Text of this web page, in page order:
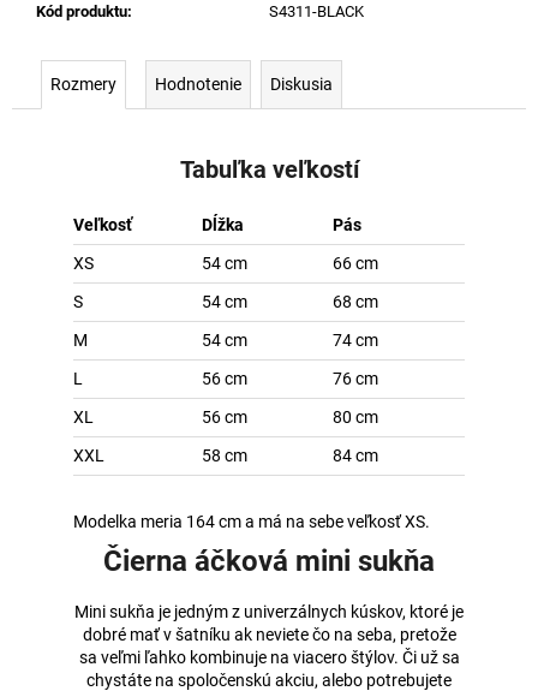
Kód produktu: S4311-BLACK
Rozmery Hodnotenie Diskusia
Tabuľka veľkostí
Veľkosť Dĺžka
Pás
XS
54 cm
66 cm
S
54 cm
68 cm
M
54 cm
74 cm
L
56 cm
76 cm
XL
56 cm
80 cm
XXL
58 cm 84 cm
Modelka meria 164 cm a má na sebe veľkosť XS.
Čierna áčková mini sukňa
Mini sukňa je jedným z univerzálnych kúskov, ktoré je
dobré mať v šatníku ak neviete čo na seba, pretože
sa veľmi ľahko kombinuje na viacero štýlov. Či už sa
chystáte na spoločenskú akciu, alebo potrebujete